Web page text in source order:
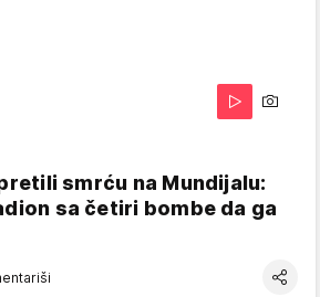
smrću na Mundijalu:
sa četiri bombe da ga